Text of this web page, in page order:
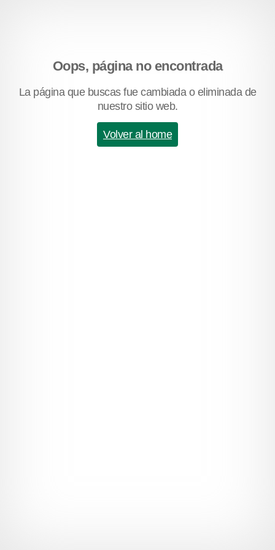
Oops, página no encontrada
La página que buscas fue cambiada o eliminada de
nuestro sitio web.
Volver al home